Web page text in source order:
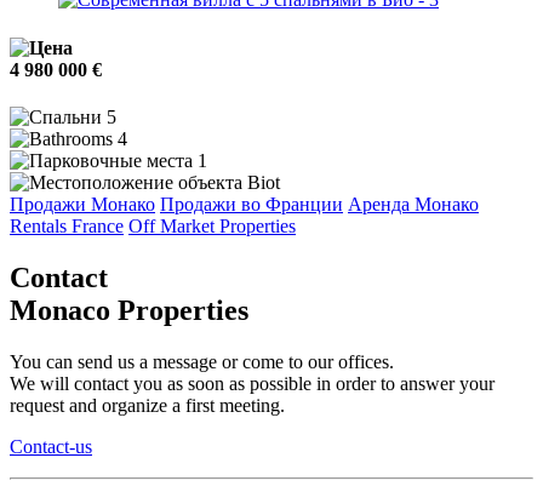
4 980 000 €
5
4
1
Biot
Продажи Монако Продажи во Франции Аренда Монако
Rentals France Off Market Properties
Contact
Monaco Properties
You can send us a message or come to our offices.
We will contact you as soon as possible in order to answer your
request and organize a first meeting.
Contact-us